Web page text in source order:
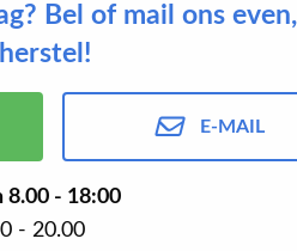
Bel of mail ons
E-MAIL
8.00 - 18:00
- 20.00